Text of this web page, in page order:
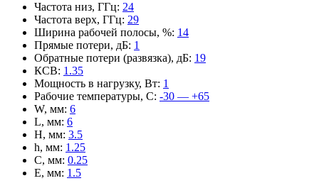
Частота низ, ГГц: 24
Частота верх, ГГц: 29
Ширина рабочей полосы, %: 14
Прямые потери, дБ: 1
Обратные потери (развязка), дБ: 19
КСВ: 1.35
Мощность в нагрузку, Вт: 1
Рабочие температуры, С: -30 — +65
W, мм: 6
L, мм: 6
H, мм: 3.5
h, мм: 1.25
C, мм: 0.25
E, мм: 1.5